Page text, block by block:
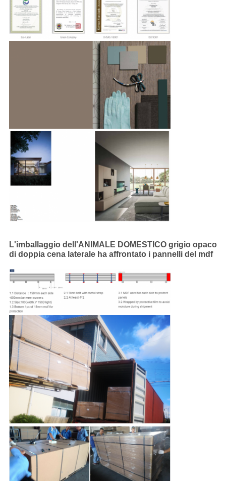
L'imballaggio dell'ANIMALE DOMESTICO grigio opaco
di doppia cena laterale ha affrontato i pannelli del mdf